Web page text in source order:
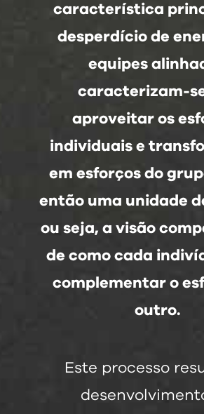
característica
desperdício de
equipes
caracterizam-
aproveitar os
individuais e
em esforços do
então uma unidade
ou seja, a visão
de como cada
complementar o
outro.
Este processo